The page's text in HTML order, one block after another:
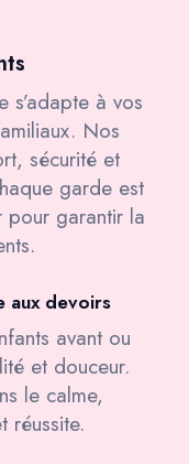
s’adapte à vos
Nos
sécurité et
garde est
pour garantir la
aux devoirs
avant ou
et douceur.
le calme,
réussite.